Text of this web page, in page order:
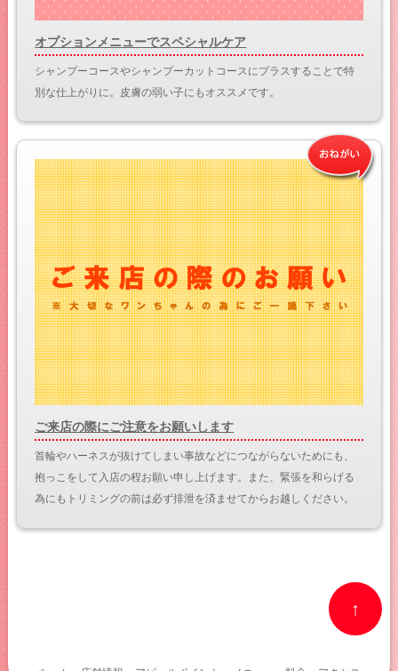
オプションメニューでスペシャルケア
シャンプーコースやシャンプーカットコースにプラスすることで特
別な仕上がりに。皮膚の弱い子にもオススメです。
ご来店の際にご注意をお願いします
首輪やハーネスが抜けてしまい事故などにつながらないためにも、
抱っこをして入店の程お願い申し上げます。また、緊張を和らげる
為にもトリミングの前は必ず排泄を済ませてからお越しください。
↑